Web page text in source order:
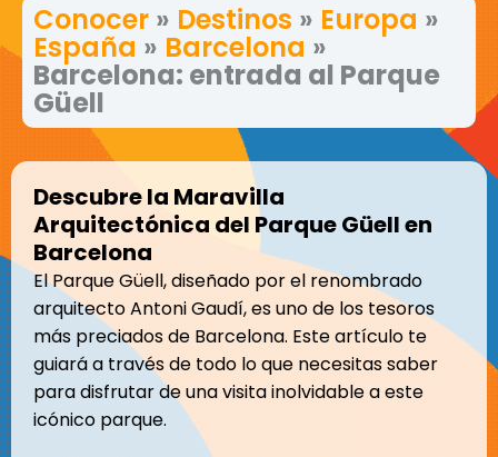
Conocer » Destinos » Europa »
España » Barcelona »
Barcelona: entrada al Parque
Güell
Descubre la Maravilla
Arquitectónica del Parque Güell en
Barcelona
El Parque Güell, diseñado por el renombrado
arquitecto Antoni Gaudí, es uno de los tesoros
más preciados de Barcelona. Este artículo te
guiará a través de todo lo que necesitas saber
para disfrutar de una visita inolvidable a este
icónico parque.